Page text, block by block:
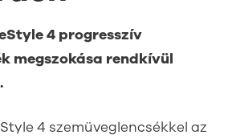
4 progresszív
megszokása rendkívül
4 szemüveglencsékkel az